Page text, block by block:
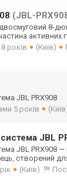
(JBL-
8-
активних
років (Київ)
JBL PRX908
5 років
JBL
JBL PRX908
створений
(Київ)